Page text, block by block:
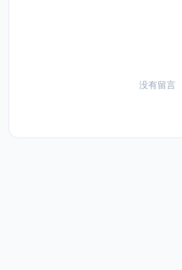
没有留言